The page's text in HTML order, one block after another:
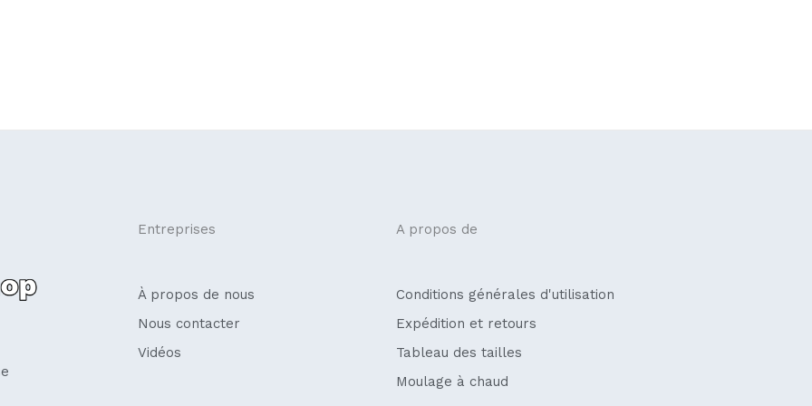
Entreprises
À propos de nous
Nous contacter
Vidéos
A propos de
Conditions générales d'utilisation
Expédition et retours
Tableau des tailles
Moulage à chaud